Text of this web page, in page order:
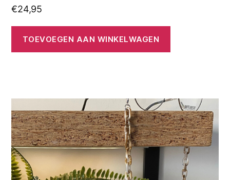
€24,95
TOEVOEGEN AAN WINKELWAGEN